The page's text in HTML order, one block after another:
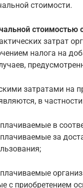
стоимости.
стоимостью
затрат
налога на
затратами на
в
в
за
с приобретением